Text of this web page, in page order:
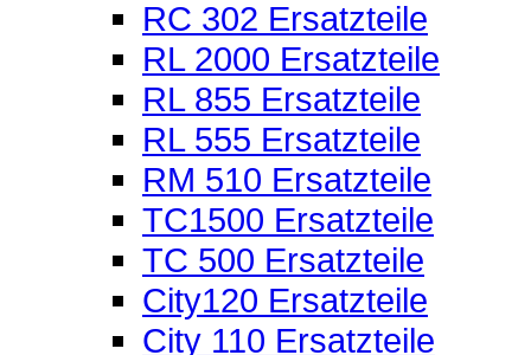
RC 302 Ersatzteile
RL 2000 Ersatzteile
RL 855 Ersatzteile
RL 555 Ersatzteile
RM 510 Ersatzteile
TC1500 Ersatzteile
TC 500 Ersatzteile
City120 Ersatzteile
City 110 Ersatzteile